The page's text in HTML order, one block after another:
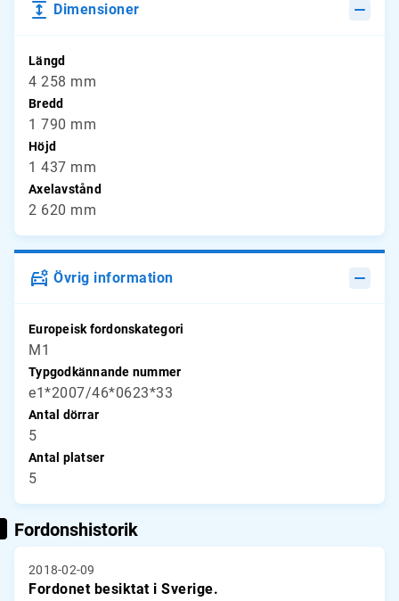
Dimensioner
Längd
4 258 mm
Bredd
1 790 mm
Höjd
1 437 mm
Axelavstånd
2 620 mm
Övrig information
Europeisk fordonskategori
M1
Typgodkännande nummer
e1*2007/46*0623*33
Antal dörrar
5
Antal platser
5
Fordonshistorik
2018-02-09
Fordonet besiktat i Sverige.